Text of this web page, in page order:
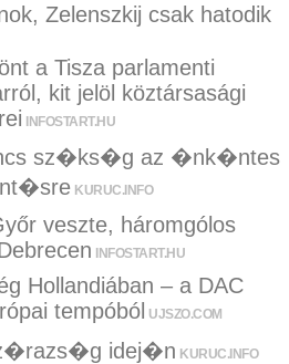
Zelenszkij csak hatodik
a Tisza parlamenti
kit jelöl köztársasági
INFOSTART.HU
sz�ks�g az �nk�ntes
KURUC.INFO
veszte, háromgólos
INFOSTART.HU
Hollandiában – a DAC
tempóból UJSZO.COM
idej�n KURUC.INFO